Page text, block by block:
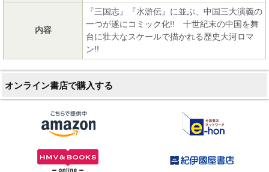
内容
『三国志』『水滸伝』に並ぶ、中国三大演義の
一つが遂にコミック化!! 十世紀末の中国を舞
台に壮大なスケールで描かれる歴史大河ロマ
ン!!
オンライン書店で購入する